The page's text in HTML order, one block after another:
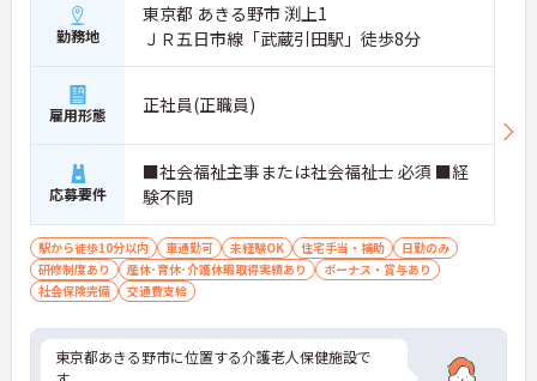
勤務地
東京都 あきる野市 渕上1
ＪＲ五日市線「武蔵引田駅」徒歩8分
雇用形態 正社員(正職員)
応募要件
■社会福祉主事または社会福祉士 必須 ■経
験不問
駅から徒歩10分以内 車通勤可 未経験OK 住宅手当・補助
日勤のみ
研修制度あり
産休･育休･介護休暇取得実績あり
ボーナス・賞与あり
社会保険完備
交通費支給
東京都あきる野市に位置する介護老人保健施設で